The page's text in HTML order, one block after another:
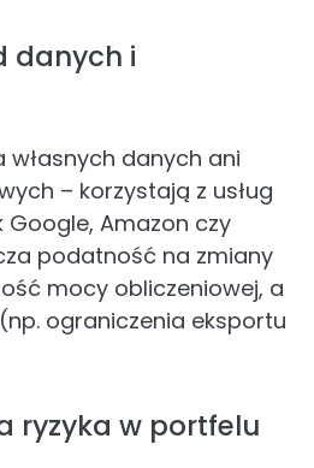
danych i
własnych danych ani
– korzystają z usług
Amazon czy
podatność na zmiany
mocy obliczeniowej, a
ograniczenia eksportu
ryzyka w portfelu